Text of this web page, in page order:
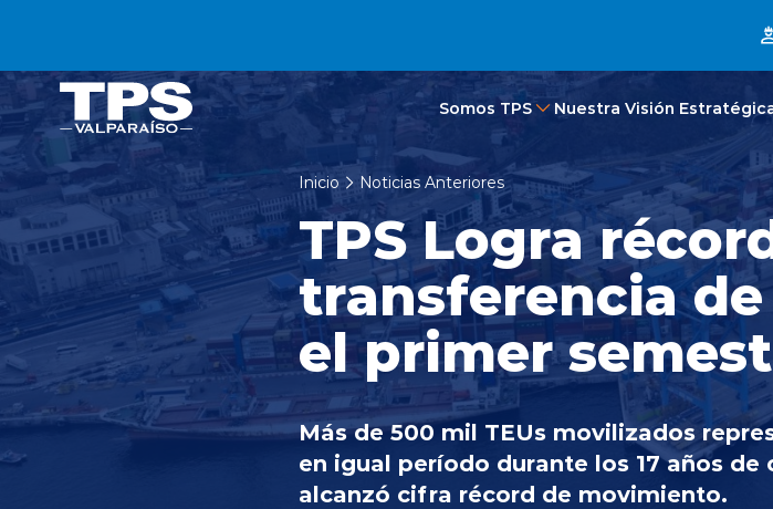
Somos TPS Nuestra Visión
Inicio Noticias Anteriores
TPS Logra
transferencia
el primer
Más de 500 mil TEUs movilizados
en igual período durante los 17 años
alcanzó cifra récord de movimiento.